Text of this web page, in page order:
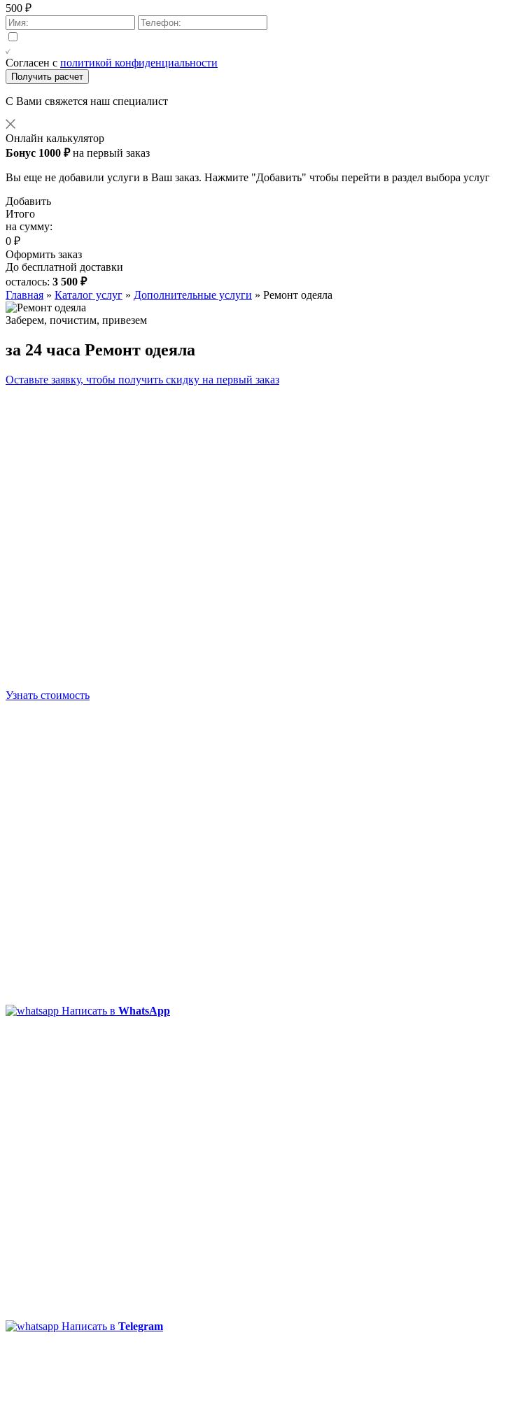
500 ₽
Согласен с политикой конфиденциальности
Получить расчет
С Вами свяжется наш специалист
Онлайн калькулятор
Бонус 1000 ₽на первый заказ
Вы еще не добавили услуги в Ваш заказ. Нажмите "Добавить" чтобы перейти в раздел выбора услуг
Добавить
Итого
на сумму:
0 ₽
Оформить заказ
До бесплатной доставки
осталось: 3 500 ₽
Главная » Каталог услуг » Дополнительные услуги » Ремонт одеяла
Заберем, почистим, привезем
за 24 часа Ремонт одеяла
Оставьте заявку, чтобы получить скидку на первый заказ
Узнать стоимость
Написать в WhatsApp
Написать в Telegram